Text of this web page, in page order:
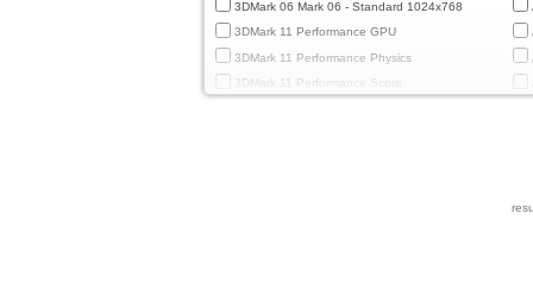
3DMark 06 Mark 06 - Standard 1024x768
3DMark 11 Performance GPU
3DMark 11 Performance Physics
3DMark 11 Performance Score